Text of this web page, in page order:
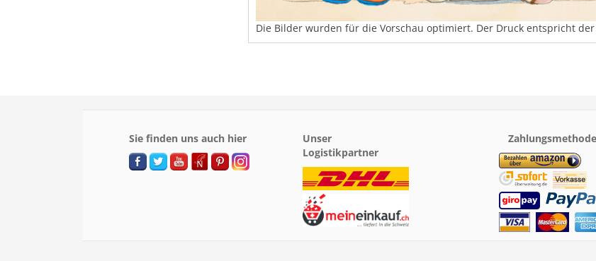
Die Bilder wurden für die Vorschau optimiert. Der Druck entspricht
Sie finden uns auch hier
Unser
Logistikpartner